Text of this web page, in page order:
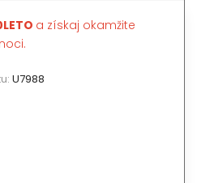
a získaj okamžite
U7988